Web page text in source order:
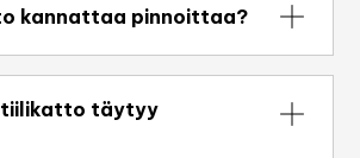
kannattaa pinnoittaa?
tiiltä kosteudelta ja lialta,
kasvua ja palauttaa katon
katon käyttöikää
tiilikatto täytyy